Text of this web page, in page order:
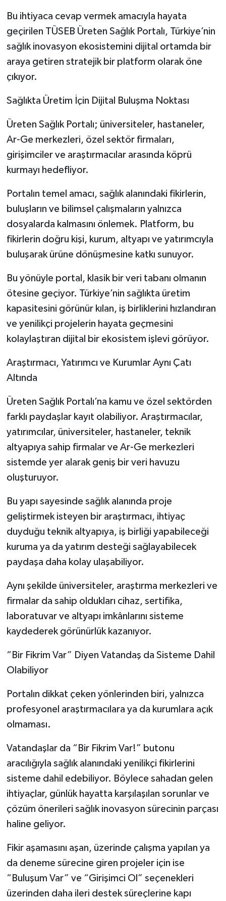
Bu ihtiyaca cevap vermek amacıyla hayata
geçirilen TÜSEB Üreten Sağlık Portalı, Türkiye’nin
sağlık inovasyon ekosistemini dijital ortamda bir
araya getiren stratejik bir platform olarak öne
çıkıyor.
Sağlıkta Üretim İçin Dijital Buluşma Noktası
Üreten Sağlık Portalı; üniversiteler, hastaneler,
Ar-Ge merkezleri, özel sektör firmaları,
girişimciler ve araştırmacılar arasında köprü
kurmayı hedefliyor.
Portalın temel amacı, sağlık alanındaki fikirlerin,
buluşların ve bilimsel çalışmaların yalnızca
dosyalarda kalmasını önlemek. Platform, bu
fikirlerin doğru kişi, kurum, altyapı ve yatırımcıyla
buluşarak ürüne dönüşmesine katkı sunuyor.
Bu yönüyle portal, klasik bir veri tabanı olmanın
ötesine geçiyor. Türkiye’nin sağlıkta üretim
kapasitesini görünür kılan, iş birliklerini hızlandıran
ve yenilikçi projelerin hayata geçmesini
kolaylaştıran dijital bir ekosistem işlevi görüyor.
Araştırmacı, Yatırımcı ve Kurumlar Aynı Çatı
Altında
Üreten Sağlık Portalı’na kamu ve özel sektörden
farklı paydaşlar kayıt olabiliyor. Araştırmacılar,
yatırımcılar, üniversiteler, hastaneler, teknik
altyapıya sahip firmalar ve Ar-Ge merkezleri
sistemde yer alarak geniş bir veri havuzu
oluşturuyor.
Bu yapı sayesinde sağlık alanında proje
geliştirmek isteyen bir araştırmacı, ihtiyaç
duyduğu teknik altyapıya, iş birliği yapabileceği
kuruma ya da yatırım desteği sağlayabilecek
paydaşa daha kolay ulaşabiliyor.
Aynı şekilde üniversiteler, araştırma merkezleri ve
firmalar da sahip oldukları cihaz, sertifika,
laboratuvar ve altyapı imkânlarını sisteme
kaydederek görünürlük kazanıyor.
“Bir Fikrim Var” Diyen Vatandaş da Sisteme Dahil
Olabiliyor
Portalın dikkat çeken yönlerinden biri, yalnızca
profesyonel araştırmacılara ya da kurumlara açık
olmaması.
Vatandaşlar da “Bir Fikrim Var!” butonu
aracılığıyla sağlık alanındaki yenilikçi fikirlerini
sisteme dahil edebiliyor. Böylece sahadan gelen
ihtiyaçlar, günlük hayatta karşılaşılan sorunlar ve
çözüm önerileri sağlık inovasyon sürecinin parçası
haline geliyor.
Fikir aşamasını aşan, üzerinde çalışma yapılan ya
da deneme sürecine giren projeler için ise
“Buluşum Var” ve “Girişimci Ol” seçenekleri
üzerinden daha ileri destek süreçlerine kapı